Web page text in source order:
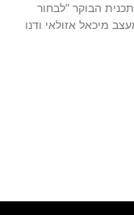
הבוקר "לבחור
מיכאל אזולאי ודנו